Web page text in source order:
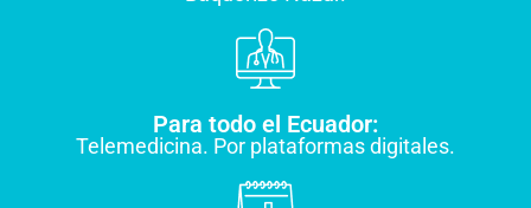
Para todo el Ecuador:
Telemedicina. Por plataformas digitales.